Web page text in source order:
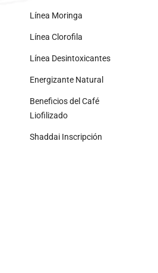
Línea Moringa
Línea Clorofila
Línea Desintoxicantes
Energizante Natural
Beneficios del Café
Liofilizado
Shaddai Inscripción